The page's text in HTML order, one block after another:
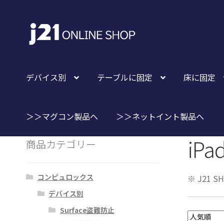
ナ
ビ
シ
へ
キ
ッ
コ
ン
ツ
キ
プ
デバイス別 テーブルに固定 床に固定
＞＞マグコン製品へ ＞＞ネットイント製品へ
※ J21
商品カテゴリー
コンピュロックス
デバイス別
Surface盗難防止